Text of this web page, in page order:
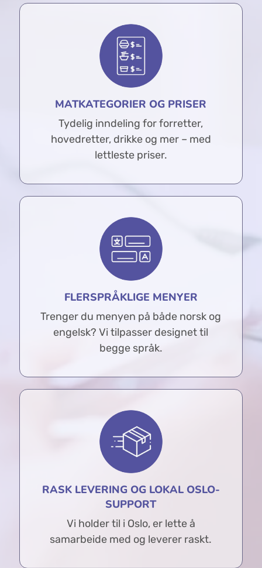
MATKATEGORIER OG PRISER
Tydelig inndeling for forretter,
hovedretter, drikke og mer – med
lettleste priser.
FLERSPRÅKLIGE MENYER
Trenger du menyen på både norsk og
engelsk? Vi tilpasser designet til
begge språk.
RASK LEVERING OG LOKAL OSLO-
SUPPORT
Vi holder til i Oslo, er lette å
samarbeide med og leverer raskt.